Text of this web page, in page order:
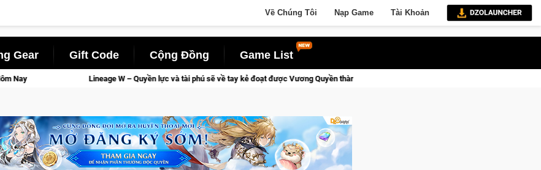
Về Chúng Tôi Nạp Game Tài Khoản
Gear Gift Code Cộng Đồng Game List
– Quyền lực và tài phú sẽ về tay kẻ đoạt được Vương Quyền thành Kent sắp tới! CFVL 2026 Mùa 2 khép lại với hành trình đầy cảm xúc,